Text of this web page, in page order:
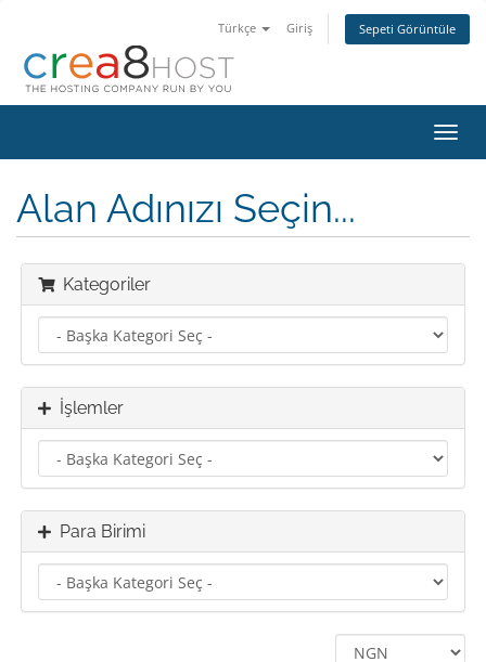
Türkçe Giriş Sepeti Görüntüle
Alan Adınızı Seçin...
Kategoriler
İşlemler
Para Birimi